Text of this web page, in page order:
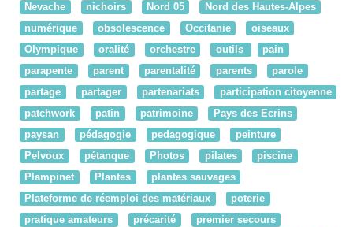
Nevache
nichoirs Nord 05
Nord des Hautes-Alpes
numérique
obsolescence Occitanie
oiseaux
Olympique
oralité orchestre outils
pain
parapente
parent parentalité parents
parole
partage
partager partenariats
participation citoyenne
patchwork
patin patrimoine
Pays des Ecrins
paysan
pédagogie pedagogique
peinture
Pelvoux
pétanque Photos pilates
piscine
Plampinet
Plantes
plantes sauvages
Plateforme de réemploi des matériaux
poterie
pratique amateurs
précarité
premier secours